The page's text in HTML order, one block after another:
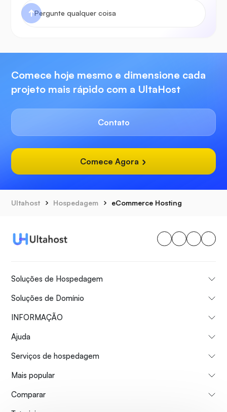
Comece hoje mesmo e dimensione cada
projeto mais rápido com a UltaHost
Contato
Comece Agora
Ultahost Hospedagem eCommerce Hosting
Soluções de Hospedagem
Soluções de Domínio
INFORMAÇÃO
Ajuda
Serviços de hospedagem
Mais popular
Comparar